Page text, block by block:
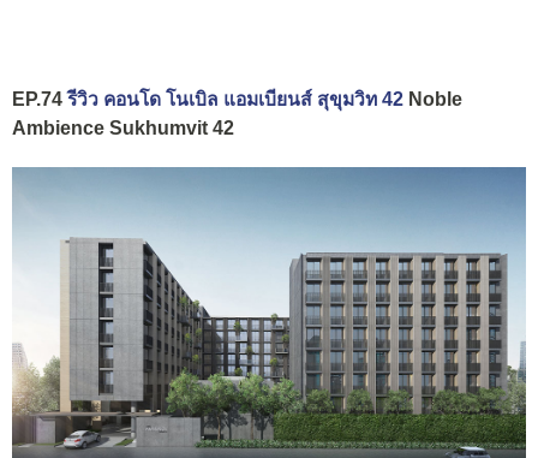
EP.74รีวิว คอนโด โนเบิล แอมเบียนส์ สุขุมวิท 42 Noble
Ambience Sukhumvit 42